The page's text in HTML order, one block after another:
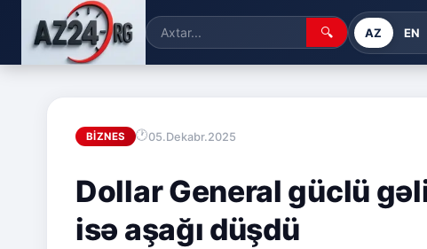
🔍 AZ EN
BIZNES 05.Dekabr.2025
Dollar General güclü
isə aşağı düşdü